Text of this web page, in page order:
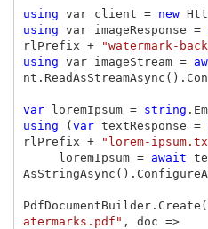
using var client = new
using var imageResponse =
rlPrefix + "watermark-
using var imageStream =
nt . ReadAsStreamAsync ().
var loremIpsum = string .
using
( var textResponse =
rlPrefix + "lorem-
loremIpsum = await
AsStringAsync ().
PdfDocumentBuilder. Create
atermarks.pdf" , doc =>